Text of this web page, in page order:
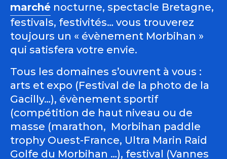
marché nocturne, spectacle Bretagne,
festivals, festivités… vous trouverez
toujours un « évènement Morbihan »
qui satisfera votre envie.
Tous les domaines s’ouvrent à vous :
arts et expo (Festival de la photo de la
Gacilly…), évènement sportif
(compétition de haut niveau ou de
masse (marathon, Morbihan paddle
trophy Ouest-France, Ultra Marin Raid
Golfe du Morbihan …), festival (Vannes